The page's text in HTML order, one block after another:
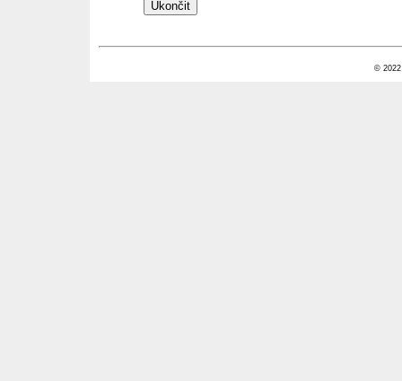
© 2022